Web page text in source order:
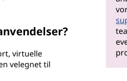
virtuelle
velegnet til